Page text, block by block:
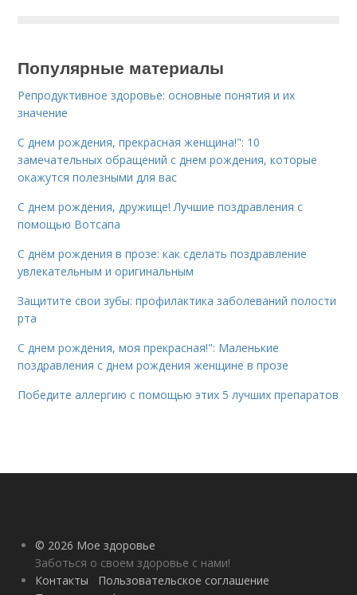
Популярные материалы
Репродуктивное здоровье: основные понятия и их
значение
С днем рождения, прекрасная женщина!": 10
замечательных обращений с днем рождения, которые
окажутся полезными для вас
С днем рождения, дружище! Лучшие поздравления с
помощью Вотсапа
С днём рождения в прозе: как сделать поздравление
увлекательным и оригинальным
Защитите свои зубы: профилактика заболеваний полости
рта
С днем рождения, моя прекрасная!": Маленькие
поздравления с днем рождения женщине в прозе
Победите аллергию с помощью этих 5 лучших препаратов
© 2026 Мое здоровье
Заботься о своем здоровье с нами!
Контакты
Пользовательское соглашение